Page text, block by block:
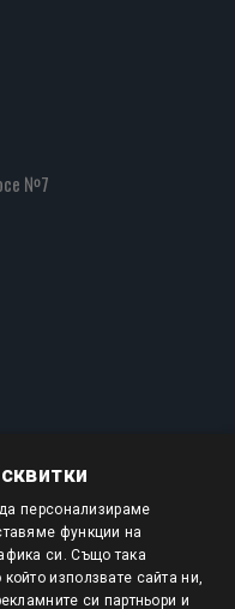
№7
АБОНИРАНЕ
персонализираме
функции на
си. Също така
използвате сайта ни,
си партньори и